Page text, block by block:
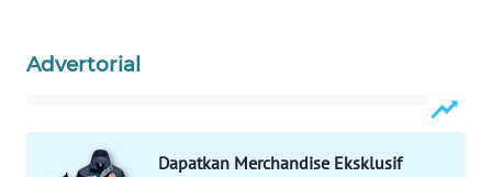
Advertorial
Dapatkan Merchandise Eksklusif
TRAVEL